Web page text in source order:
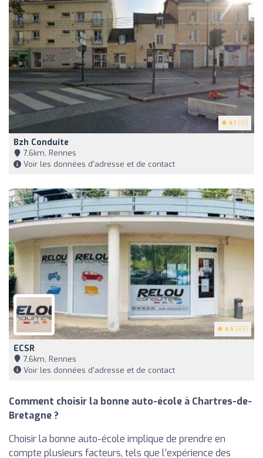
4.1 (31)
Bzh Conduite
7,6km, Rennes
Voir les données d'adresse et de contact
4.5 (65)
ECSR
7,6km, Rennes
Voir les données d'adresse et de contact
Comment choisir la bonne auto-école à Chartres-de-
Bretagne ?
Choisir la bonne auto-école implique de prendre en
compte plusieurs facteurs, tels que l’expérience des